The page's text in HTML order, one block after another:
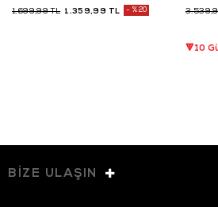
1.359,99 TL
1.699,99 TL %20
🔻10
BİZE ULAŞIN